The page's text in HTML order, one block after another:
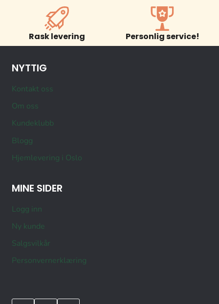
Rask levering Personlig service!
NYTTIG
Kontakt oss
Om oss
Kundeklubb
Blogg
Hjemlevering i Oslo
MINE SIDER
Logg inn
Ny kunde
Salgsvilkår
Personvernerklæring